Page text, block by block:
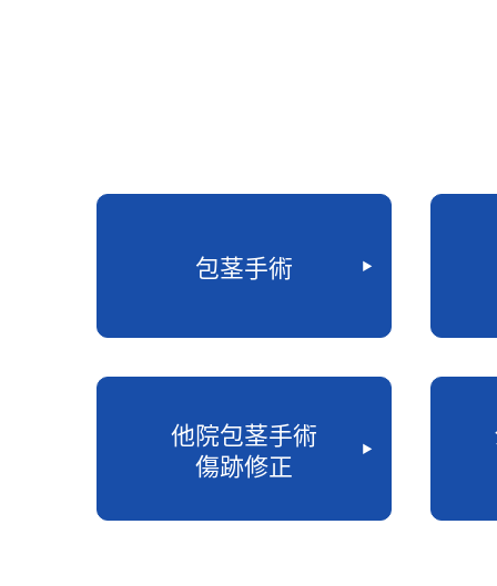
包茎手術
他院包茎手術
傷跡修正